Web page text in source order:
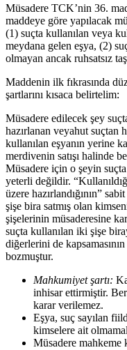
Müsadere TCK’nin 36.
maddeye göre yapılacak
(1) suçta kullanılan veya
meydana gelen eşya, (2)
olmayan ancak ruhsatsız
Maddenin ilk fıkrasında
şartlarını kısaca belirtelim:
Müsadere edilecek şey
hazırlanan veyahut suçtan
kullanılan eşyanın yerine
merdivenin satışı halinde
Müsadere için o şeyin
yeterli değildir.
üzere hazırlandığının”
şişe bira satmış olan
şişelerinin müsaderesine
suçta kullanılan iki şişe
diğerlerini de
bozmuştur.
Mahkumiyet şartı:
inhisar ettirmiştir.
karar verilemez.
Eşya, suç sayılan
kimselere ait
Müsadere mahkeme